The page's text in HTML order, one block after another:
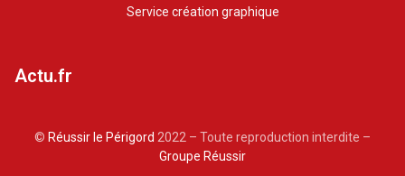
Service création graphique
Actu.fr
© Réussir le Périgord 2022 – Toute reproduction interdite –
Groupe Réussir